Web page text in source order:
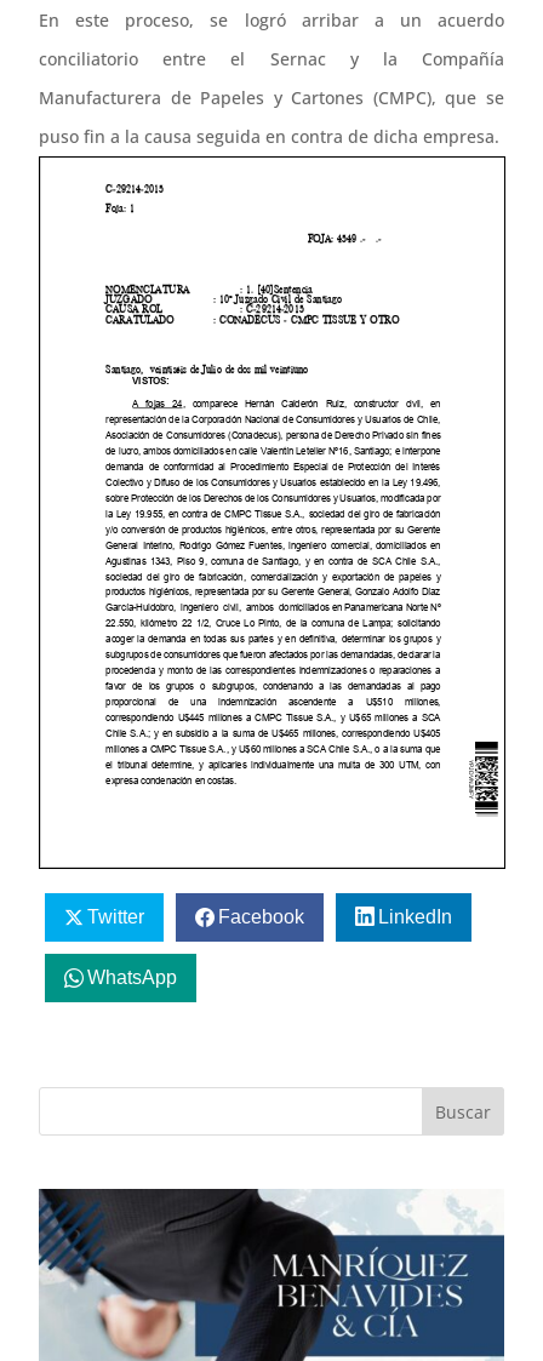
En este proceso, se logró arribar a un acuerdo
conciliatorio entre el Sernac y la Compañía
Manufacturera de Papeles y Cartones (CMPC), que se
puso fin a la causa seguida en contra de dicha empresa.
Twitter Facebook LinkedIn
WhatsApp